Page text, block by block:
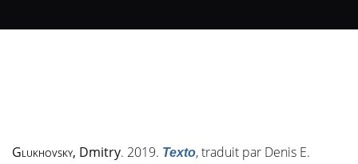
Glukhovsky, Dmitry. 2019. Texto, traduit par Denis E.